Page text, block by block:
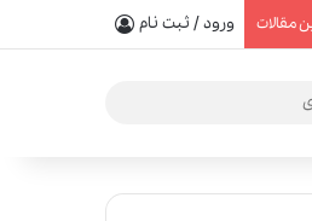
مقالات ورود / ثبت نام